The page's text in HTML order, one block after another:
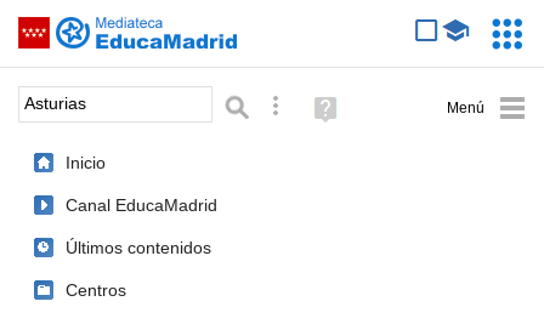
Saltar navegación
Palabra o frase: Búsqueda avanzada
Ayuda
(en
Inicio
Canal EducaMadrid
Últimos contenidos
Centros